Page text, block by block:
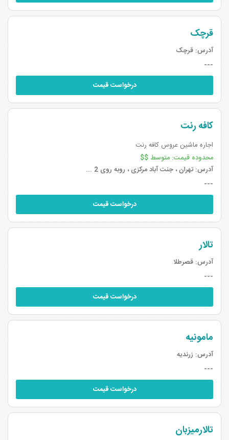
قرچک
آدرس: قرچک
---
درخواست قیمت
کافه رنت
اجاره ماشین عروس کافه رنت
محدوده قیمت:متوسط $$
آدرس: تهران ، جنت آباد مرکزی ، روبه روی 2 ...
---
درخواست قیمت
تالار
آدرس: قصرطلا
---
درخواست قیمت
مامونیه
آدرس: زرندیه
---
درخواست قیمت
تالارمیزبان